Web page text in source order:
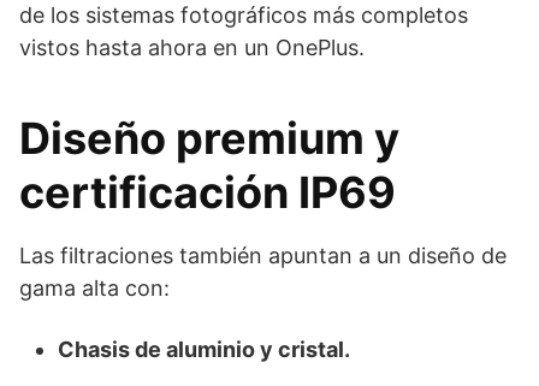
de los sistemas fotográficos más completos
vistos hasta ahora en un OnePlus.
Diseño premium y
certificación IP69
Las filtraciones también apuntan a un diseño de
gama alta con:
Chasis de aluminio y cristal.